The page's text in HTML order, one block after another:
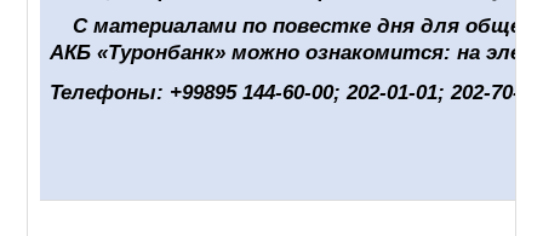
С материалами по повестке дня для
АКБ «Туронбанк» можно ознакомится: на
Телефоны: +99895 144-60-00; 202-01-01; 202-70-